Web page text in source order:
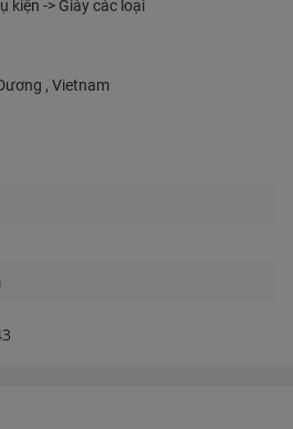
kiện -> Giày các loại
, Vietnam